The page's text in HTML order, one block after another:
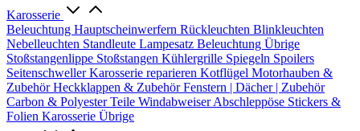
Karosserie
Beleuchtung Hauptscheinwerfern Rückleuchten Blinkleuchten
Nebelleuchten Standleute Lampesatz Beleuchtung Übrige
Stoßstangenlippe Stoßstangen Kühlergrille Spiegeln Spoilers
SeitenschwellerKarosserie reparieren Kotflügel Motorhauben &
ZubehörHeckklappen & ZubehörFenstern | Dächer | Zubehör
Carbon & Polyester Teile WindabweiserAbschleppöse Stickers &
Folien Karosserie Übrige